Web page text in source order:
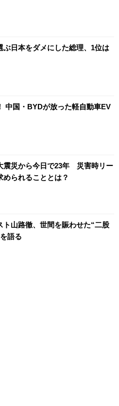
ぶ日本をダメにした総理、1位は
中国・BYDが放った軽自動車EV
震災から今日で23年 災害時リー
められることとは？
ト山路徹、世間を賑わせた“二股
語る